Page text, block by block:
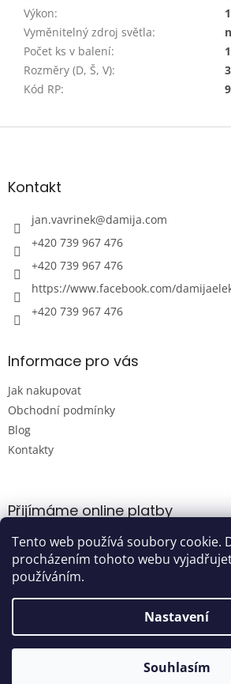
Tento web používá soubory cookie.
procházením tohoto webu
používáním.
Nastavení
Souhlasím
Výkon:
Vyměnitelný zdroj světla:
Počet ks v balení:
Rozměry (D, Š, V):
Kód RP:
Z
aKontakt
jan.vavrinek@damija.com
+420 739 967 476
+420 739 967 476
https://www.facebook.com/
+420 739 967 476
Informace pro vás
Jak nakupovat
Obchodní podmínky
Blog
Kontakty
Přijímáme online platby
Vytvořil Shoptet
Damijashop.cz.